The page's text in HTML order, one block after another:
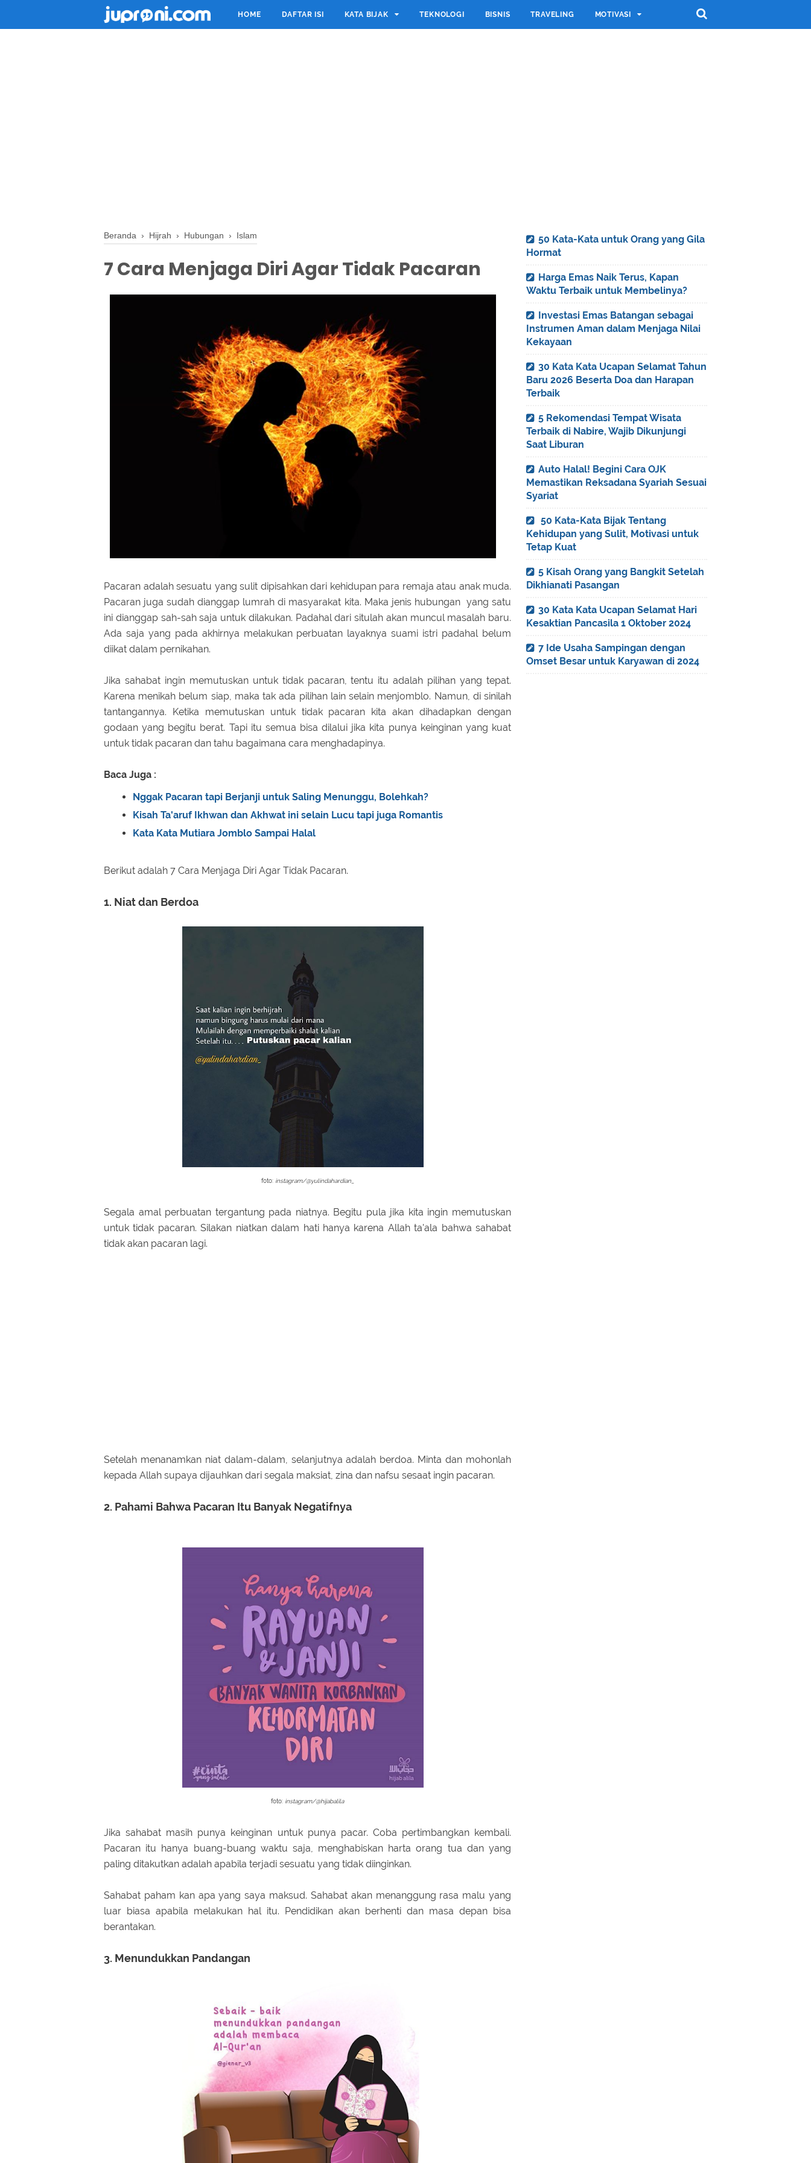
HOME DAFTAR ISI KATA BIJAK TEKNOLOGI BISNIS TRAVELING MOTIVASI
Beranda › Hijrah › Hubungan › Islam
7 Cara Menjaga Diri Agar Tidak Pacaran
Pacaran adalah sesuatu yang sulit dipisahkan dari kehidupan para remaja atau anak muda.
Pacaran juga sudah dianggap lumrah di masyarakat kita. Maka jenis hubungan yang satu
ini dianggap sah-sah saja untuk dilakukan. Padahal dari situlah akan muncul masalah baru.
Ada saja yang pada akhirnya melakukan perbuatan layaknya suami istri padahal belum
diikat dalam pernikahan.
Jika sahabat ingin memutuskan untuk tidak pacaran, tentu itu adalah pilihan yang tepat.
Karena menikah belum siap, maka tak ada pilihan lain selain menjomblo. Namun, di sinilah
tantangannya. Ketika memutuskan untuk tidak pacaran kita akan dihadapkan dengan
godaan yang begitu berat. Tapi itu semua bisa dilalui jika kita punya keinginan yang kuat
untuk tidak pacaran dan tahu bagaimana cara menghadapinya.
Baca Juga :
Nggak Pacaran tapi Berjanji untuk Saling Menunggu, Bolehkah?
Kisah Ta'aruf Ikhwan dan Akhwat ini selain Lucu tapi juga Romantis
Kata Kata Mutiara Jomblo Sampai Halal
Berikut adalah 7 Cara Menjaga Diri Agar Tidak Pacaran.
1. Niat dan Berdoa
foto: instagram/@yulindahardian_
Segala amal perbuatan tergantung pada niatnya. Begitu pula jika kita ingin memutuskan
untuk tidak pacaran. Silakan niatkan dalam hati hanya karena Allah ta'ala bahwa sahabat
tidak akan pacaran lagi.
Setelah menanamkan niat dalam-dalam, selanjutnya adalah berdoa. Minta dan mohonlah
kepada Allah supaya dijauhkan dari segala maksiat, zina dan nafsu sesaat ingin pacaran.
2. Pahami Bahwa Pacaran Itu Banyak Negatifnya
foto: instagram/@hijabalila
Jika sahabat masih punya keinginan untuk punya pacar. Coba pertimbangkan kembali.
Pacaran itu hanya buang-buang waktu saja, menghabiskan harta orang tua dan yang
paling ditakutkan adalah apabila terjadi sesuatu yang tidak diinginkan.
Sahabat paham kan apa yang saya maksud. Sahabat akan menanggung rasa malu yang
luar biasa apabila melakukan hal itu. Pendidikan akan berhenti dan masa depan bisa
berantakan.
3. Menundukkan Pandangan
50 Kata-Kata untuk Orang yang Gila
Hormat
Harga Emas Naik Terus, Kapan
Waktu Terbaik untuk Membelinya?
Investasi Emas Batangan sebagai
Instrumen Aman dalam Menjaga Nilai
Kekayaan
30 Kata Kata Ucapan Selamat Tahun
Baru 2026 Beserta Doa dan Harapan
Terbaik
5 Rekomendasi Tempat Wisata
Terbaik di Nabire, Wajib Dikunjungi
Saat Liburan
Auto Halal! Begini Cara OJK
Memastikan Reksadana Syariah Sesuai
Syariat
50 Kata-Kata Bijak Tentang
Kehidupan yang Sulit, Motivasi untuk
Tetap Kuat
5 Kisah Orang yang Bangkit Setelah
Dikhianati Pasangan
30 Kata Kata Ucapan Selamat Hari
Kesaktian Pancasila 1 Oktober 2024
7 Ide Usaha Sampingan dengan
Omset Besar untuk Karyawan di 2024